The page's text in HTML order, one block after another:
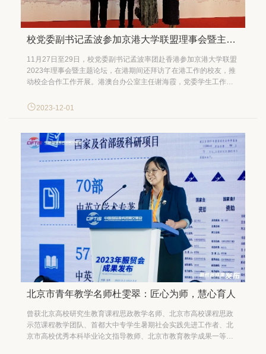
校党委副书记孟波参加京港大学联盟理事会暨主题论坛
11月27日至29日，校党委副书记孟波率团赴香港参加京港大学联盟
2023年理事会暨主题论坛，在港期间还拜访了在港工作的校友，推
动校企合作工作开展。港澳台办公室主任谢海霞，党委学生工作部
彦红陪同访问。 11月28日，京港大学联盟理事会在香港城市大学召
2023-12-01
北京市青年教学名师杜雯翠：匠心为师，慧心育人
曾获北京高校研究生教育课程思政教学名师、北京市高校课程思政
示范课程教学团队、首都大中专学生暑期社会实践先进工作者、北
京市高校优秀本科毕业论文指导教师、北京市教育教学成果一等奖